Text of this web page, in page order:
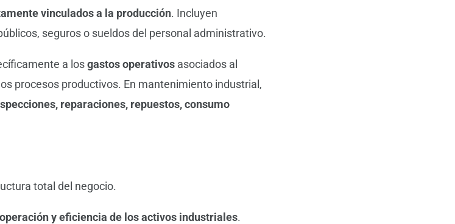
vinculados a la producción. Incluyen
seguros o sueldos del personal administrativo.
a losgastos operativos asociados al
procesos productivos. En mantenimiento industrial,
reparaciones, repuestos, consumo
total del negocio.
operación y eficiencia de los activos industriales.